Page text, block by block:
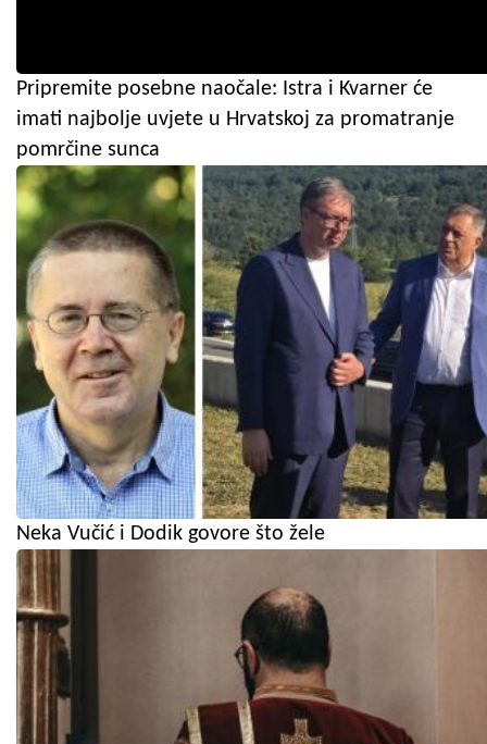
Pripremite posebne naočale: Istra i Kvarner će
imati najbolje uvjete u Hrvatskoj za promatranje
pomrčine sunca
Neka Vučić i Dodik govore što žele